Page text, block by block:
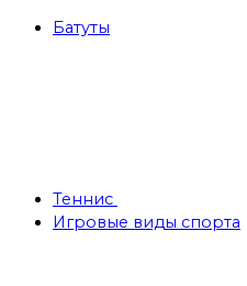
Батуты
Теннис
Игровые виды спорта